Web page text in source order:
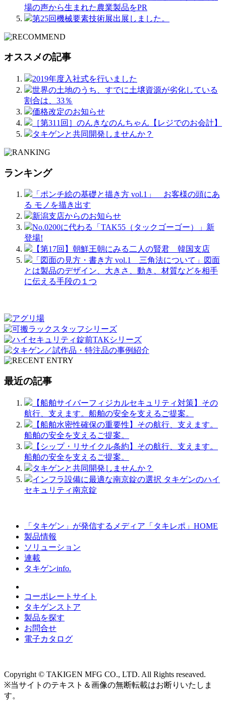
場の声から生まれた農業製品をPR
第25回機械要素技術展出展しました。
オススメの記事
2019年度入社式を行いました
世界の土地のうち、すでに土壌資源が劣化している
割合は、33％
価格改定のお知らせ
［第311回］のんきなのんちゃん【レジでのお会計】
タキゲンと共同開発しませんか？
ランキング
「ポンチ絵の基礎と描き方 vol.1」 お客様の頭にあ
る モノを描き出す
新潟支店からのお知らせ
No.0200に代わる「TAK55（タックゴーゴー）」新
登場!
【第17回】朝鮮王朝にみる二人の賢君 韓国支店
「図面の見方・書き方 vol.1 三角法について」図面
とは製品のデザイン、大きさ、動き、材質などを相手
に伝える手段の１つ
最近の記事
【船舶サイバーフィジカルセキュリティ対策】その
航行、支えます。船舶の安全を支えるご提案。
【船舶水密性確保の重要性】その航行、支えます。
船舶の安全を支えるご提案。
【シップ・リサイクル条約】その航行、支えます。
船舶の安全を支えるご提案。
タキゲンと共同開発しませんか？
インフラ設備に最適な南京錠の選択 タキゲンのハイ
セキュリティ南京錠
「タキゲン」が発信するメディア「タキレポ」HOME
製品情報
ソリューション
連載
タキゲンinfo.
コーポレートサイト
タキゲンストア
製品を探す
お問合せ
電子カタログ
Copyright © TAKIGEN MFG CO., LTD. All Rights reseaved.
※当サイトのテキスト＆画像の無断転載はお断りいたしま
す。